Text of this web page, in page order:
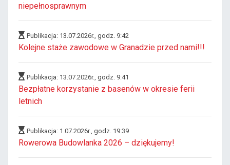
niepełnosprawnym
Publikacja: 13.07.2026r., godz. 9:42
Kolejne staże zawodowe w Granadzie przed nami!!!
Publikacja: 13.07.2026r., godz. 9:41
Bezpłatne korzystanie z basenów w okresie ferii
letnich
Publikacja: 1.07.2026r., godz. 19:39
Rowerowa Budowlanka 2026 – dziękujemy!